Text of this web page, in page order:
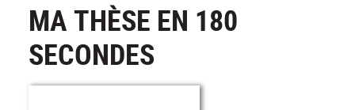
MA THÈSE EN 180
SECONDES